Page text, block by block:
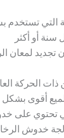
التي تستخدم
سنة أو أكثر
تجديد لمعان
ذات الحركة
أقوى
تحتوي على
خدوش